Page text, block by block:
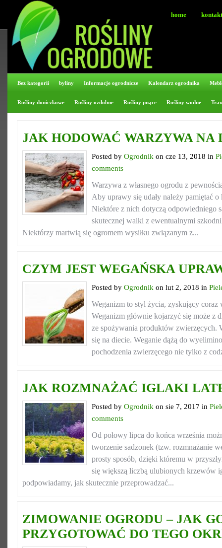
home kontakt
Bez kategorii byliny Informacje ogrodnicze Kalendarz ogrodnika
Rośliny doniczkowe Rośliny ozdobne Rośliny pnące Rośliny wodne
JAK HODOWAĆ WARZYWA NA
Posted by Ogrodnik on cze 13, 2018 in
comments
Warzywa z własnego ogrodu z
Aby uprawy się udały należy pamiętać
Niektóre z nich dotyczą odpowiedniego
skutecznej walki z ewentualnymi
Niektórzy martwią się ogromem wysiłku związanym z...
CZYM JEST WEGAŃSKA
Posted by Ogrodnik on lut 2, 2018 in
Weganizm to styl życia, zyskujący coraz
Weganizm głównie kojarzyć się może z
ze spożywania produktów zwierzęcych.
się na diecie. Weganie dążą do
pochodzenia zwierzęcego nie tylko z
JAK ROZMNAŻAĆ IGLAKI
Posted by Ogrodnik on sie 7, 2017 in
comments
Od połowy lipca do końca września
tworzenie sadzonek (tzw. rozmnażanie
prosty sposób, dzięki któremu w
się większą liczbą ulubionych krzewów
podpowiadamy, jak skutecznie przeprowadzać...
ZIMOWANIE OGRODU – JAK
PRZYGOTOWAĆ DO TEGO